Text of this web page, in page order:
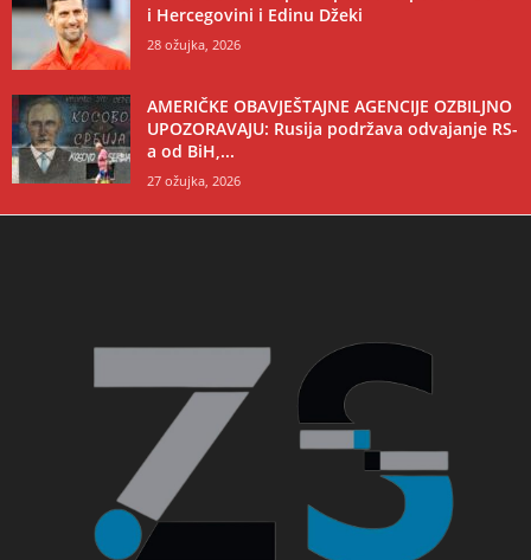
i Hercegovini i Edinu Džeki
28 ožujka, 2026
AMERIČKE OBAVJEŠTAJNE AGENCIJE OZBILJNO
UPOZORAVAJU: Rusija podržava odvajanje RS-
a od BiH,...
27 ožujka, 2026